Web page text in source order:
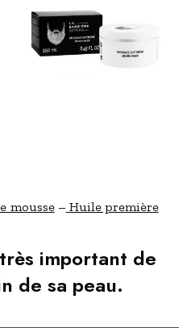
mousse– Huile première
important de
de sa peau.